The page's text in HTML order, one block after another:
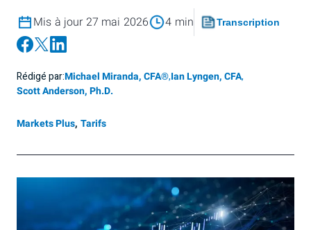
Mis à jour 27 mai 2026 4 min Transcription
Rédigé par:Michael Miranda, CFA®,Ian Lyngen, CFA,
Scott Anderson, Ph.D.
Markets Plus, Tarifs